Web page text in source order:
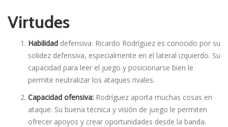
Virtudes
Habilidad defensiva: Ricardo Rodríguez es conocido por su
solidez defensiva, especialmente en el lateral izquierdo. Su
capacidad para leer el juego y posicionarse bien le
permite neutralizar los ataques rivales.
Capacidad ofensiva: Rodríguez aporta muchas cosas en
ataque. Su buena técnica y visión de juego le permiten
ofrecer apoyos y crear oportunidades desde la banda.